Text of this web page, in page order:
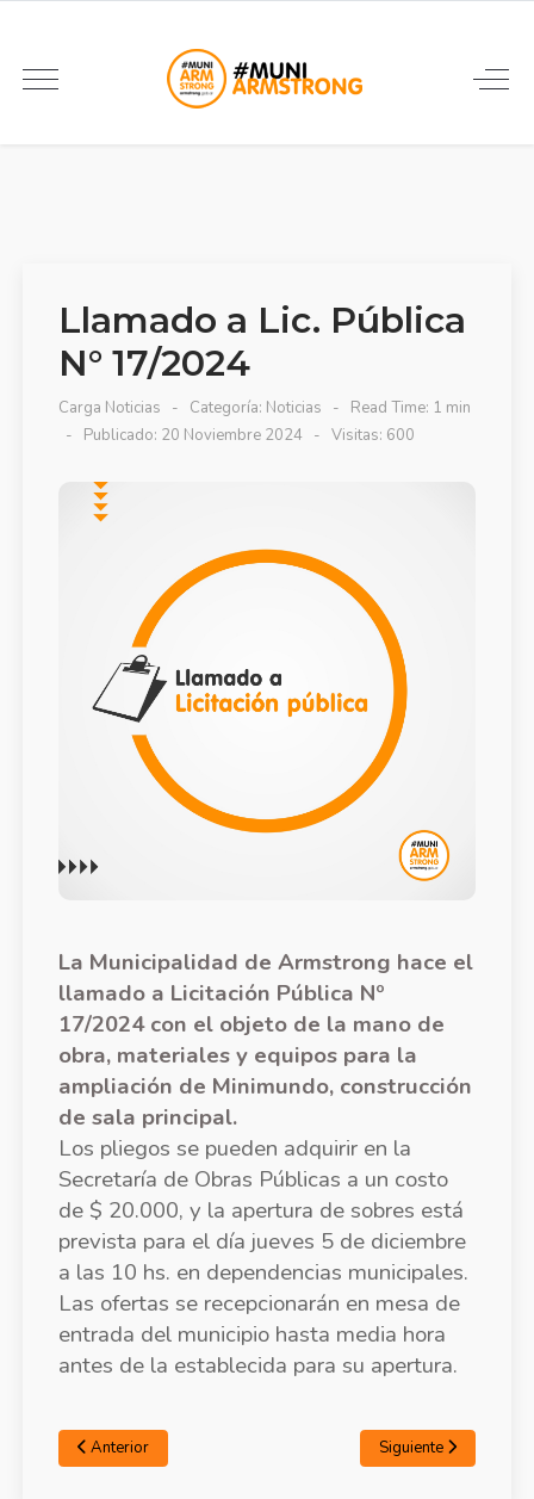
Llamado a Lic. Pública
N° 17/2024
Carga Noticias Categoría: Noticias
Read Time: 1 min
Publicado: 20 Noviembre 2024
Visitas: 600
La Municipalidad de Armstrong hace el
llamado a Licitación Pública Nº
17/2024 con el objeto de la mano de
obra, materiales y equipos para la
ampliación de Minimundo, construcción
de sala principal.
Los pliegos se pueden adquirir en la
Secretaría de Obras Públicas a un costo
de $ 20.000, y la apertura de sobres está
prevista para el día jueves 5 de diciembre
a las 10 hs. en dependencias municipales.
Las ofertas se recepcionarán en mesa de
entrada del municipio hasta media hora
antes de la establecida para su apertura.
Anterior Siguiente